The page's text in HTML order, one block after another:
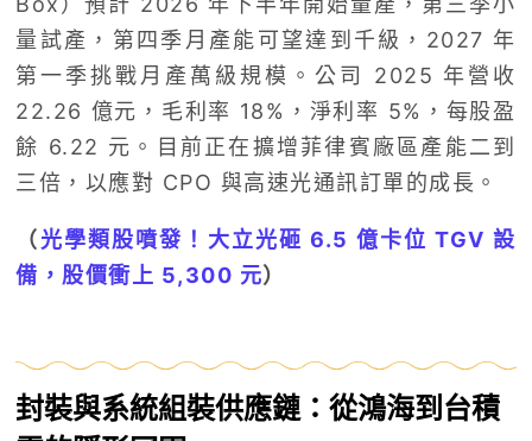
量試產，第四季月產能可望達到千級，2027 年
第一季挑戰月產萬級規模。公司 2025 年營收
22.26 億元，毛利率 18%，淨利率 5%，每股盈
餘 6.22 元。目前正在擴增菲律賓廠區產能二到
三倍，以應對 CPO 與高速光通訊訂單的成長。
（光學類股噴發！大立光砸 6.5 億卡位 TGV 設
備，股價衝上 5,300 元）
封裝與系統組裝供應鏈：從鴻海到台積